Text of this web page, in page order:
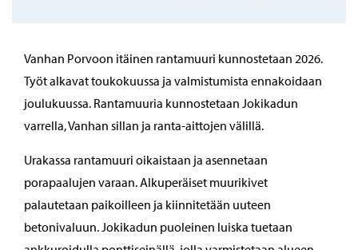
Vanhan Porvoon itäinen rantamuuri kunnostetaan 2026.
Työt alkavat toukokuussa ja valmistumista ennakoidaan
joulukuussa. Rantamuuria kunnostetaan Jokikadun
varrella, Vanhan sillan ja ranta-aittojen välillä.
Urakassa rantamuuri oikaistaan ja asennetaan
porapaalujen varaan. Alkuperäiset muurikivet
palautetaan paikoilleen ja kiinnitetään uuteen
betonivaluun. Jokikadun puoleinen luiska tuetaan